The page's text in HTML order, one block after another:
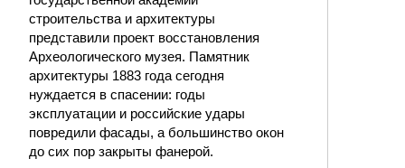
строительства и архитектуры
представили проект восстановления
Археологического музея. Памятник
архитектуры 1883 года сегодня
нуждается в спасении: годы
эксплуатации и российские удары
повредили фасады, а большинство окон
до сих пор закрыты фанерой.